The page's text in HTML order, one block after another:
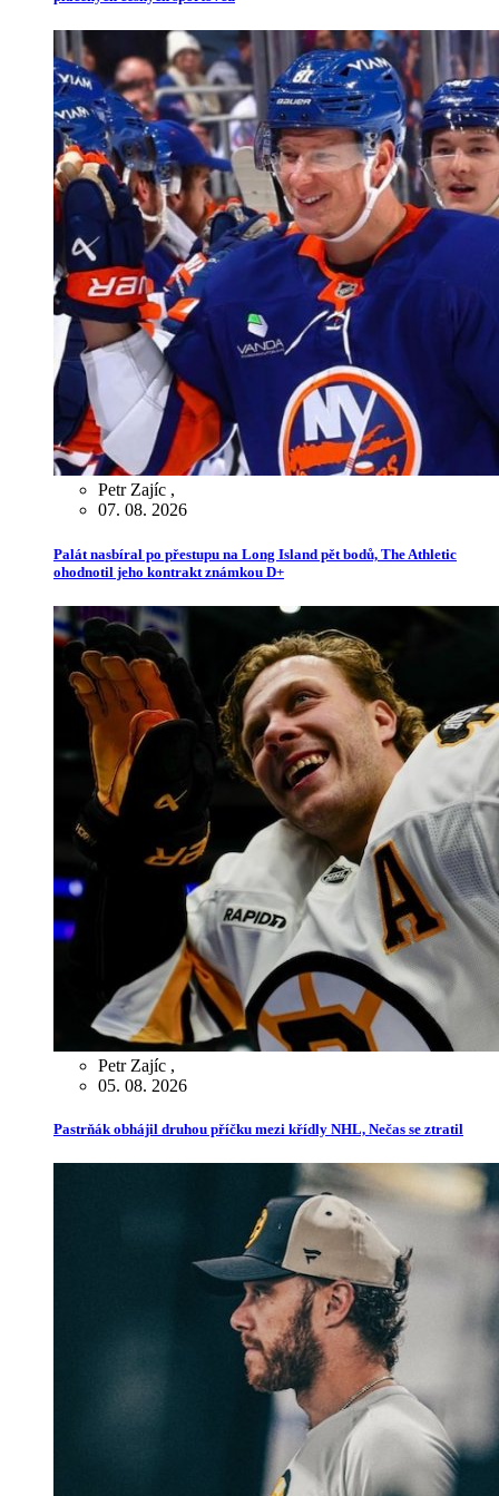
Petr Zajíc ,
07. 08. 2026
Palát nasbíral po přestupu na Long Island pět bodů, The Athletic
ohodnotil jeho kontrakt známkou D+
Petr Zajíc ,
05. 08. 2026
Pastrňák obhájil druhou příčku mezi křídly NHL, Nečas se ztratil